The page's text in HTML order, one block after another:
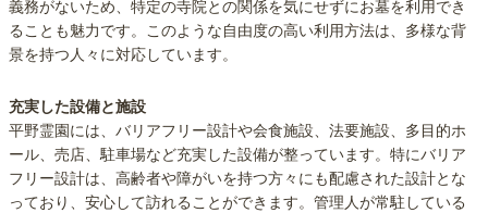
義務がないため、特定の寺院との関係を気にせずにお墓を利用でき
ることも魅力です。このような自由度の高い利用方法は、多様な背
景を持つ人々に対応しています。
充実した設備と施設
平野霊園には、バリアフリー設計や会食施設、法要施設、多目的ホ
ール、売店、駐車場など充実した設備が整っています。特にバリア
フリー設計は、高齢者や障がいを持つ方々にも配慮された設計とな
っており、安心して訪れることができます。管理人が常駐している